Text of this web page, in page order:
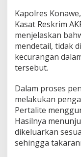
i
k
r
t
l
i
t
Kapolres
Kasat Reskrim
menjelaskan
mendetail, tidak
kecurangan
tersebut.
Dalam proses
melakukan
Pertalite
Hasilnya
dikeluarkan
sehingga